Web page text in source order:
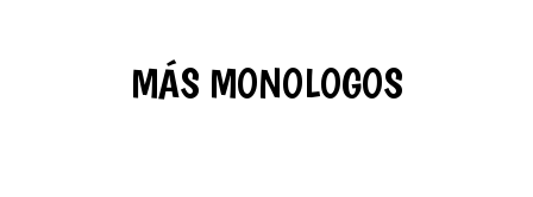
MÁS MONOLOGOS